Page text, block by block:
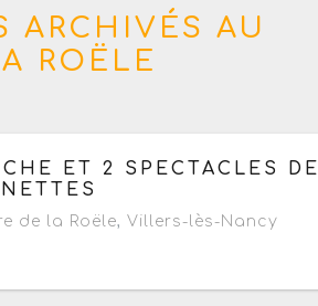
ARCHIVÉS AU
ROËLE
22 février 2026 de 11h à 16h
ET 2 SPECTACLES DE
de la Roële, Villers-lès-Nancy